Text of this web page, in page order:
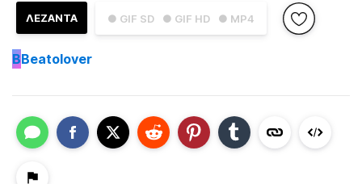
● GIF SD ● GIF HD ● MP4
ΛΕΖΑΝΤΑ
BBeatolover